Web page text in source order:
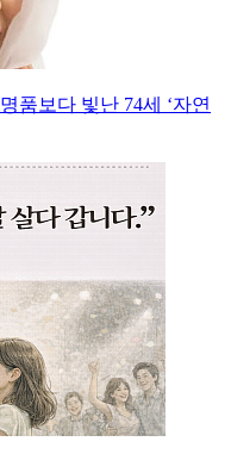
품보다 빛난 74세 ‘자연